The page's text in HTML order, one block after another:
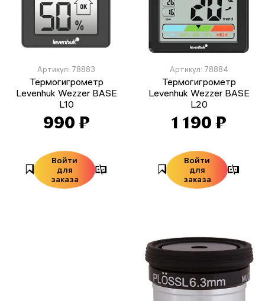
Артикул: 78883
Термогигрометр
Levenhuk Wezzer BASE
L10
990 ₽
Войти
для
заказа
Артикул: 78884
Термогигрометр
Levenhuk Wezzer BASE
L20
1 190 ₽
Войти
для
заказа